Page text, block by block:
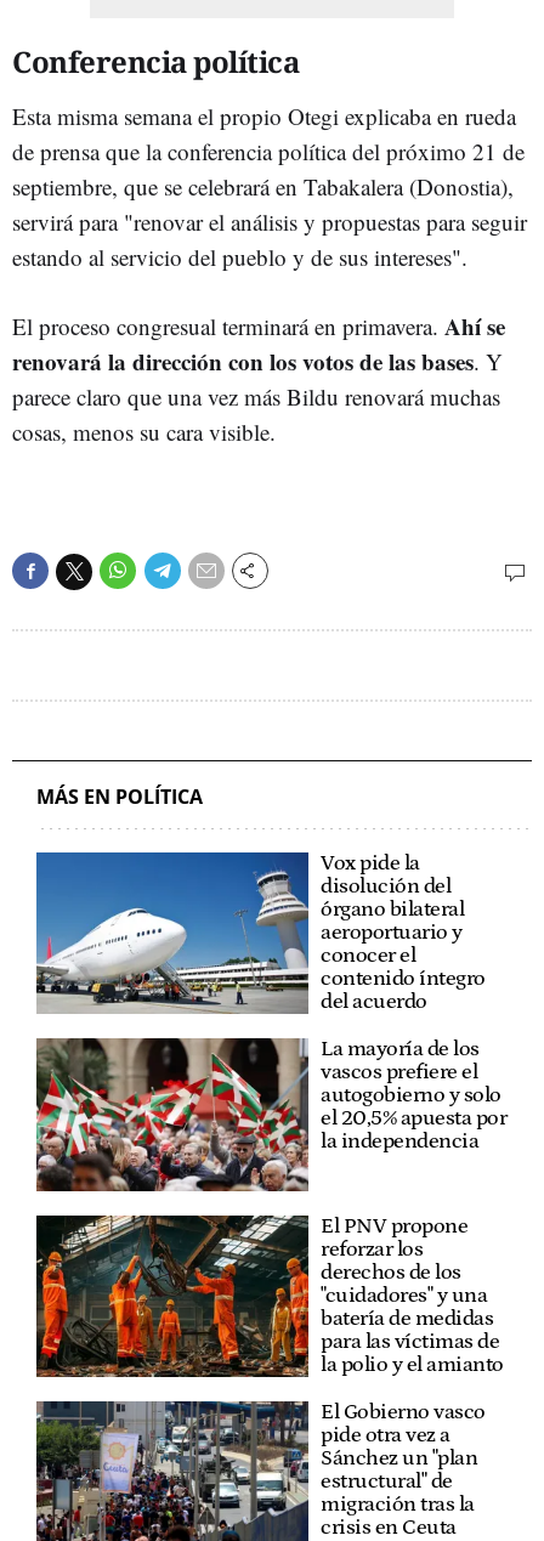
Conferencia política
Esta misma semana el propio Otegi explicaba en rueda
de prensa que la conferencia política del próximo 21 de
septiembre, que se celebrará en Tabakalera (Donostia),
servirá para "renovar el análisis y propuestas para seguir
estando al servicio del pueblo y de sus intereses".
El proceso congresual terminará en primavera. Ahí se
renovará la dirección con los votos de las bases. Y
parece claro que una vez más Bildu renovará muchas
cosas, menos su cara visible.
MÁS EN POLÍTICA
Vox pide la
disolución del
órgano bilateral
aeroportuario y
conocer el
contenido íntegro
del acuerdo
La mayoría de los
vascos prefiere el
autogobierno y solo
el 20,5% apuesta por
la independencia
El PNV propone
reforzar los
derechos de los
"cuidadores" y una
batería de medidas
para las víctimas de
la polio y el amianto
El Gobierno vasco
pide otra vez a
Sánchez un "plan
estructural" de
migración tras la
crisis en Ceuta